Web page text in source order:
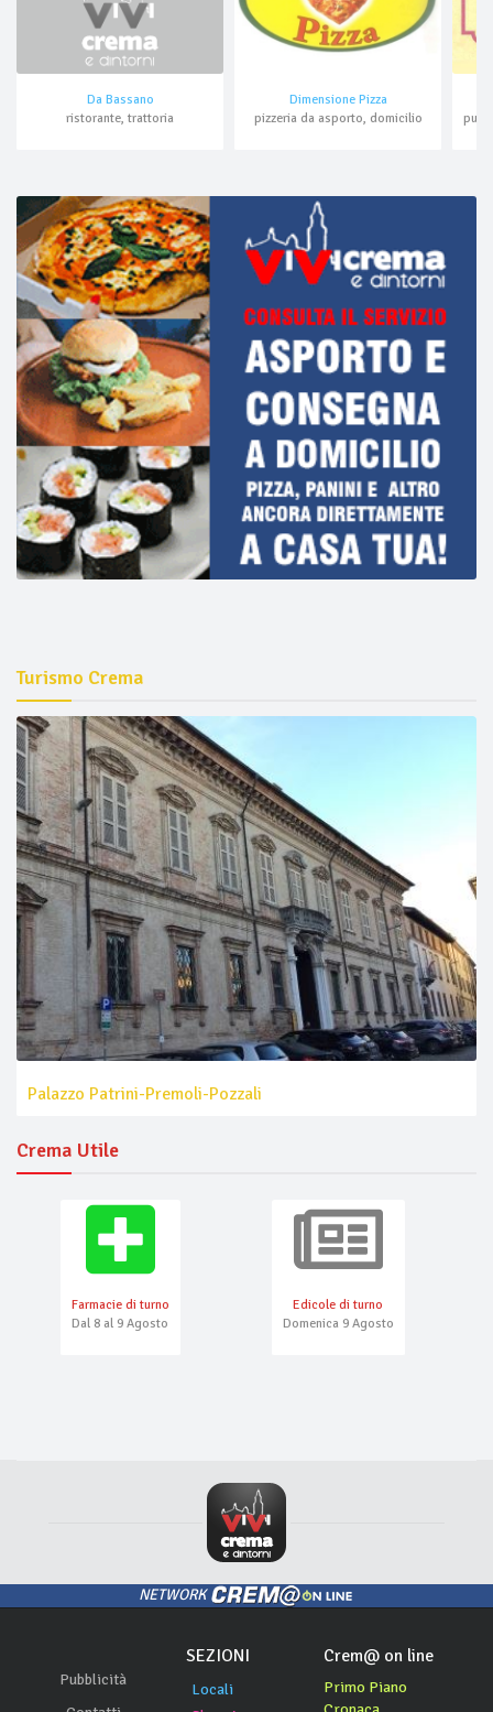
Da Bassano
ristorante, trattoria
Dimensione Pizza
pizzeria da asporto, domicilio
Turismo Crema
Palazzo Patrini-Premoli-Pozzali
Crema Utile
Farmacie di turno
Dal 8 al 9 Agosto
Edicole di turno
Domenica 9 Agosto
NETWORK
Pubblicità
SEZIONI
Locali
Crem@ on line
Primo Piano